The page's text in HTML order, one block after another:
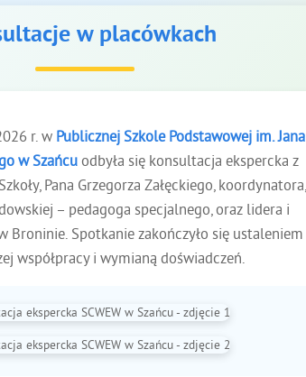
w placówkach
r. w Publicznej Szkole Podstawowej im. Jana
w Szańcuodbyła się konsultacja ekspercka z
Pana Grzegorza Załęckiego, koordynatora,
– pedagoga specjalnego, oraz lidera i
Broninie. Spotkanie zakończyło się ustaleniem
współpracy i wymianą doświadczeń.